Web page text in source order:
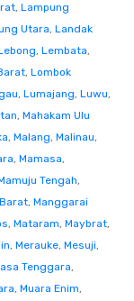
, Lampung
Utara, Landak
, Lembata,
, Lombok
, Lumajang, Luwu,
, Mahakam Ulu
, Malang, Malinau,
, Mamasa,
Tengah,
, Manggarai
, Mataram, Maybrat,
, Merauke, Mesuji,
Tenggara,
, Muara Enim,